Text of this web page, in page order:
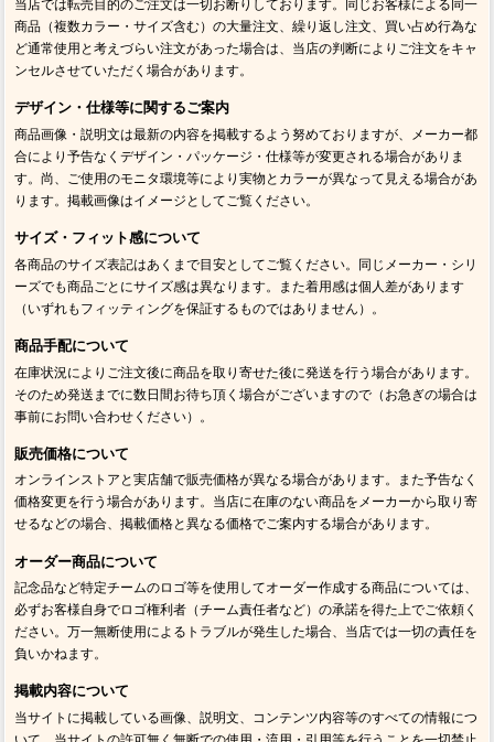
当店では転売目的のご注文は一切お断りしております。同じお客様による同一
商品（複数カラー・サイズ含む）の大量注文、繰り返し注文、買い占め行為な
ど通常使用と考えづらい注文があった場合は、当店の判断によりご注文をキャ
ンセルさせていただく場合があります。
デザイン・仕様等に関するご案内
商品画像・説明文は最新の内容を掲載するよう努めておりますが、メーカー都
合により予告なくデザイン・パッケージ・仕様等が変更される場合がありま
す。尚、ご使用のモニタ環境等により実物とカラーが異なって見える場合があ
ります。掲載画像はイメージとしてご覧ください。
サイズ・フィット感について
各商品のサイズ表記はあくまで目安としてご覧ください。同じメーカー・シリ
ーズでも商品ごとにサイズ感は異なります。また着用感は個人差があります
（いずれもフィッティングを保証するものではありません）。
商品手配について
在庫状況によりご注文後に商品を取り寄せた後に発送を行う場合があります。
そのため発送までに数日間お待ち頂く場合がございますので（お急ぎの場合は
事前にお問い合わせください）。
販売価格について
オンラインストアと実店舗で販売価格が異なる場合があります。また予告なく
価格変更を行う場合があります。当店に在庫のない商品をメーカーから取り寄
せるなどの場合、掲載価格と異なる価格でご案内する場合があります。
オーダー商品について
記念品など特定チームのロゴ等を使用してオーダー作成する商品については、
必ずお客様自身でロゴ権利者（チーム責任者など）の承諾を得た上でご依頼く
ださい。万一無断使用によるトラブルが発生した場合、当店では一切の責任を
負いかねます。
掲載内容について
当サイトに掲載している画像、説明文、コンテンツ内容等のすべての情報につ